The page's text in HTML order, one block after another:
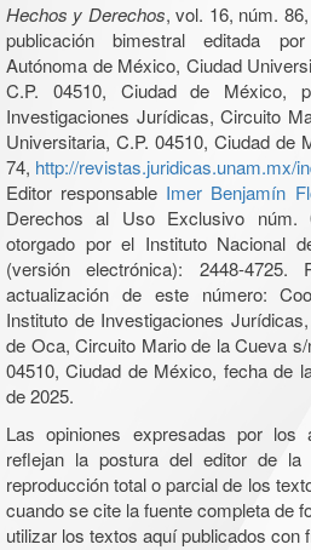
Hechos y Derechos, vol. 16, núm.
publicación bimestral editada
Autónoma de México, Ciudad
C.P. 04510, Ciudad de México,
Investigaciones Jurídicas, Circuito
Universitaria, C.P. 04510, Ciudad de
74, http://revistas.juridicas.unam.mx/
Editor responsable Imer Benjamín
Derechos al Uso Exclusivo núm.
otorgado por el Instituto Nacional
(versión electrónica): 2448-
actualización de este número:
Instituto de Investigaciones
de Oca, Circuito Mario de la Cueva
04510, Ciudad de México, fecha de
de 2025.
Las opiniones expresadas por los
reflejan la postura del editor de la
reproducción total o parcial de los
cuando se cite la fuente completa de
utilizar los textos aquí publicados con